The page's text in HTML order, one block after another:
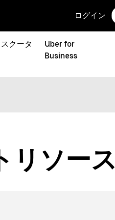
ログイン
クータ
Uber for
Business
リソース